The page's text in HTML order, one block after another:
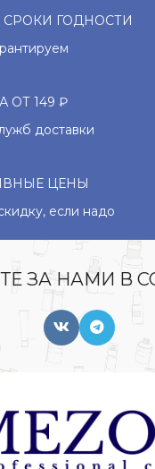
ГОДНОСТИ
ОТ 149 ₽
доставки
ЦЕНЫ
если надо
ЗА НАМИ В